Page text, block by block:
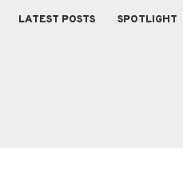
LATEST POSTS SPOTLIGHT